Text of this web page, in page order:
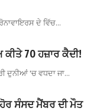
ਦੇ ਵਿੱਚ…
70 ਹਜ਼ਾਰ ਕੈਦੀ!
ਦੁਨੀਆਂ 'ਚ ਵਧਦਾ ਜਾ…
ਸੰਸਦ ਮੈਂਬਰ ਦੀ ਮੌਤ